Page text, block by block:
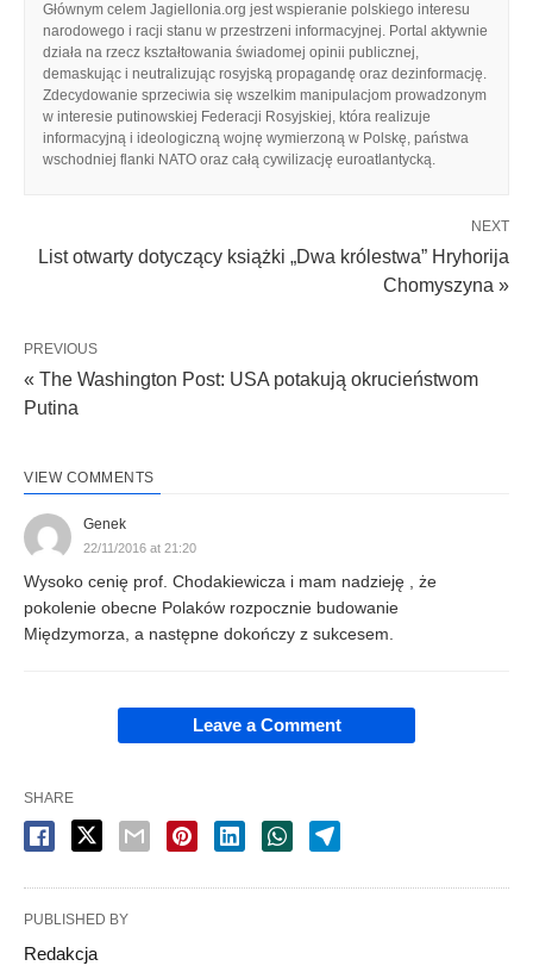
Głównym celem Jagiellonia.org jest wspieranie polskiego interesu
narodowego i racji stanu w przestrzeni informacyjnej. Portal aktywnie
działa na rzecz kształtowania świadomej opinii publicznej,
demaskując i neutralizując rosyjską propagandę oraz dezinformację.
Zdecydowanie sprzeciwia się wszelkim manipulacjom prowadzonym
w interesie putinowskiej Federacji Rosyjskiej, która realizuje
informacyjną i ideologiczną wojnę wymierzoną w Polskę, państwa
wschodniej flanki NATO oraz całą cywilizację euroatlantycką.
NEXT
List otwarty dotyczący książki „Dwa królestwa” Hryhorija
Chomyszyna »
PREVIOUS
« The Washington Post: USA potakują okrucieństwom
Putina
VIEW COMMENTS
Genek
22/11/2016 at 21:20
Wysoko cenię prof. Chodakiewicza i mam nadzieję , że
pokolenie obecne Polaków rozpocznie budowanie
Międzymorza, a następne dokończy z sukcesem.
Leave a Comment
SHARE
PUBLISHED BY
Redakcja